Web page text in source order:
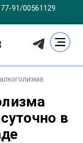
91/00561129
в